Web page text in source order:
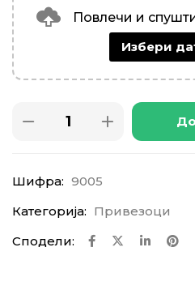
Повлечи и
Избери
Шифра: 9005
Категорија: Привезоци
Сподели: